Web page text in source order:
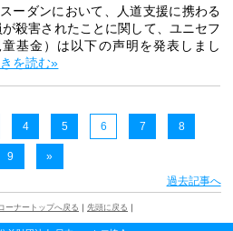
ーダンにおいて、人道支援に携わる
が殺害されたことに関して、ユニセフ
童基金）は以下の声明を発表しまし
を読む»
4 5 6 7 8
9
»
過去記事へ
ーナートップへ戻る ｜ 先頭に戻る ｜